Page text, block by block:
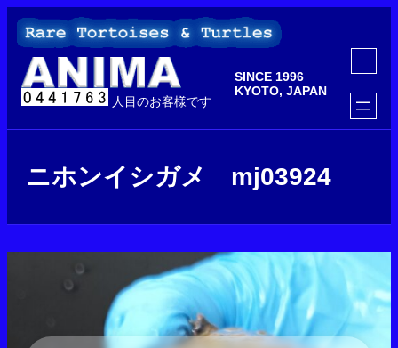
を
人目のお客様です
SINCE 1996
KYOTO, JAPAN
ア
コ
ン
リ
ン
ク
ニホンイシガメ mj03924